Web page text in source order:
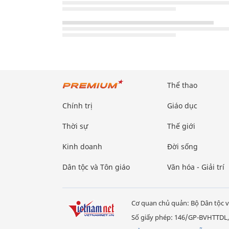
Chính trị
Thời sự
Kinh doanh
Dân tộc và Tôn giáo
Thể thao
Giáo dục
Thế giới
Đời sống
Văn hóa - Giải trí
Cơ quan chủ quản: Bộ Dân tộc
Số giấy phép: 146/GP-